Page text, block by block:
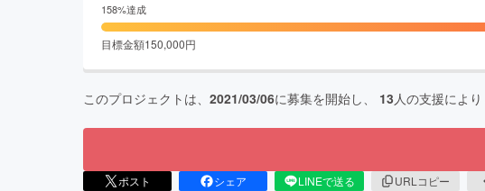
158%達成
目標金額150,000円
このプロジェクトは、 2021/03/06に募集を開始し、 13 人の支援により
ポスト シェア LINEで送る URLコピー